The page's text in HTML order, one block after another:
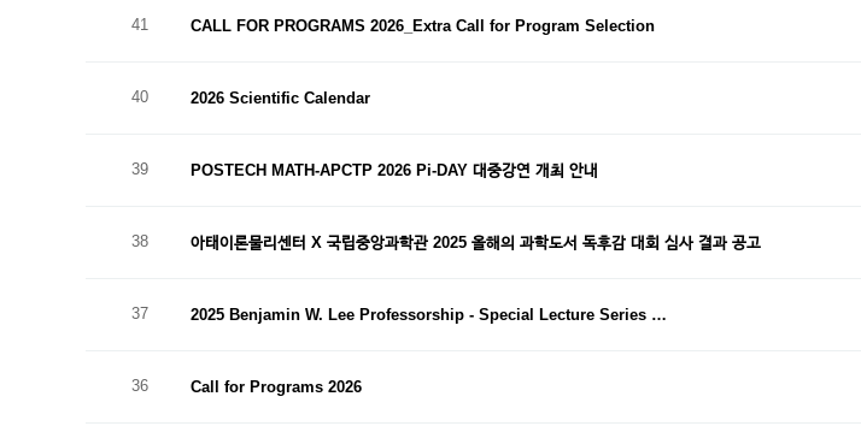
41 CALL FOR PROGRAMS 2026_Extra Call for Program Selection
40 2026 Scientific Calendar
39 POSTECH MATH-APCTP 2026 Pi-DAY 대중강연 개최 안내
38 아태이론물리센터 X 국립중앙과학관 2025 올해의 과학도서 독후감 대회 심사 결과 공고
37 2025 Benjamin W. Lee Professorship - Special Lecture Series …
36 Call for Programs 2026